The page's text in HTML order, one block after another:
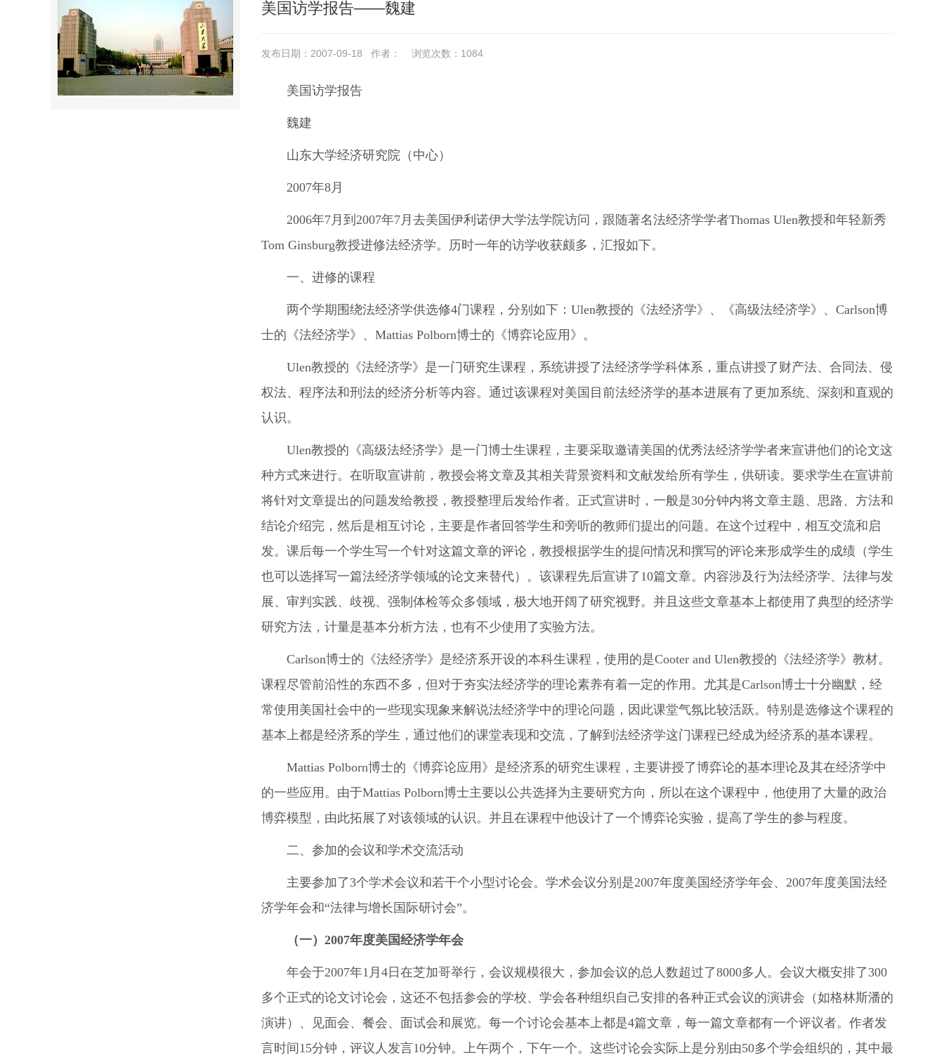
美国访学报告――魏建
发布日期：2007-09-18 作者： 浏览次数： 1084
美国访学报告
魏建
山东大学经济研究院（中心）
2007年8月
2006年7月到2007年7月去美国伊利诺伊大学法学院访问，跟随著名法经济学学者Thomas Ulen教授和年轻新秀
Tom Ginsburg教授进修法经济学。历时一年的访学收获颇多，汇报如下。
一、进修的课程
两个学期围绕法经济学供选修4门课程，分别如下：Ulen教授的《法经济学》、《高级法经济学》、Carlson博
士的《法经济学》、Mattias Polborn博士的《博弈论应用》。
Ulen教授的《法经济学》是一门研究生课程，系统讲授了法经济学学科体系，重点讲授了财产法、合同法、侵
权法、程序法和刑法的经济分析等内容。通过该课程对美国目前法经济学的基本进展有了更加系统、深刻和直观的
认识。
Ulen教授的《高级法经济学》是一门博士生课程，主要采取邀请美国的优秀法经济学学者来宣讲他们的论文这
种方式来进行。在听取宣讲前，教授会将文章及其相关背景资料和文献发给所有学生，供研读。要求学生在宣讲前
将针对文章提出的问题发给教授，教授整理后发给作者。正式宣讲时，一般是30分钟内将文章主题、思路、方法和
结论介绍完，然后是相互讨论，主要是作者回答学生和旁听的教师们提出的问题。在这个过程中，相互交流和启
发。课后每一个学生写一个针对这篇文章的评论，教授根据学生的提问情况和撰写的评论来形成学生的成绩（学生
也可以选择写一篇法经济学领域的论文来替代）。该课程先后宣讲了10篇文章。内容涉及行为法经济学、法律与发
展、审判实践、歧视、强制体检等众多领域，极大地开阔了研究视野。并且这些文章基本上都使用了典型的经济学
研究方法，计量是基本分析方法，也有不少使用了实验方法。
Carlson博士的《法经济学》是经济系开设的本科生课程，使用的是Cooter and Ulen教授的《法经济学》教材。
课程尽管前沿性的东西不多，但对于夯实法经济学的理论素养有着一定的作用。尤其是Carlson博士十分幽默，经
常使用美国社会中的一些现实现象来解说法经济学中的理论问题，因此课堂气氛比较活跃。特别是选修这个课程的
基本上都是经济系的学生，通过他们的课堂表现和交流，了解到法经济学这门课程已经成为经济系的基本课程。
Mattias Polborn博士的《博弈论应用》是经济系的研究生课程，主要讲授了博弈论的基本理论及其在经济学中
的一些应用。由于Mattias Polborn博士主要以公共选择为主要研究方向，所以在这个课程中，他使用了大量的政治
博弈模型，由此拓展了对该领域的认识。并且在课程中他设计了一个博弈论实验，提高了学生的参与程度。
二、参加的会议和学术交流活动
主要参加了3个学术会议和若干个小型讨论会。学术会议分别是2007年度美国经济学年会、2007年度美国法经
济学年会和“法律与增长国际研讨会”。
（一）2007年度美国经济学年会
年会于2007年1月4日在芝加哥举行，会议规模很大，参加会议的总人数超过了8000多人。会议大概安排了300
多个正式的论文讨论会，这还不包括参会的学校、学会各种组织自己安排的各种正式会议的演讲会（如格林斯潘的
演讲）、见面会、餐会、面试会和展览。每一个讨论会基本上都是4篇文章，每一篇文章都有一个评议者。作者发
言时间15分钟，评议人发言10分钟。上午两个，下午一个。这些讨论会实际上是分别由50多个学会组织的，其中最